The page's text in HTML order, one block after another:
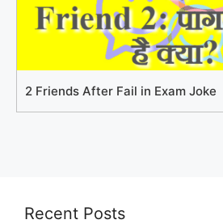
2 Friends After Fail in Exam Joke
Recent Posts